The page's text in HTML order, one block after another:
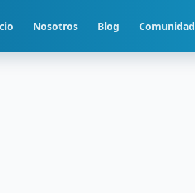
Nosotros Blog Comunidad